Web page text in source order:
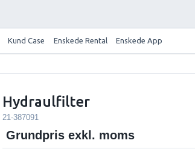
Kund Case Enskede Rental Enskede App
Hydraulfilter
21-387091
Grundpris exkl. moms